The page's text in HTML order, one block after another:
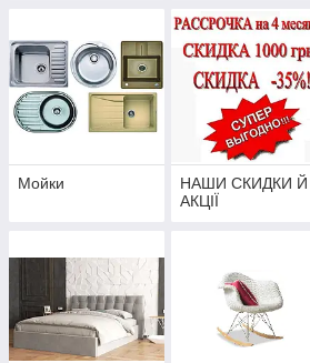
Мойки
НАШИ СКИДКИ Й
АКЦІЇ